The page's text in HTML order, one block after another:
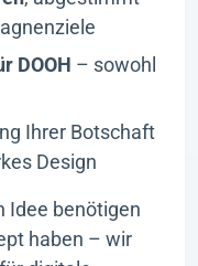
DOOH – sowohl
Ihrer Botschaft
Design
Idee benötigen
haben – wir